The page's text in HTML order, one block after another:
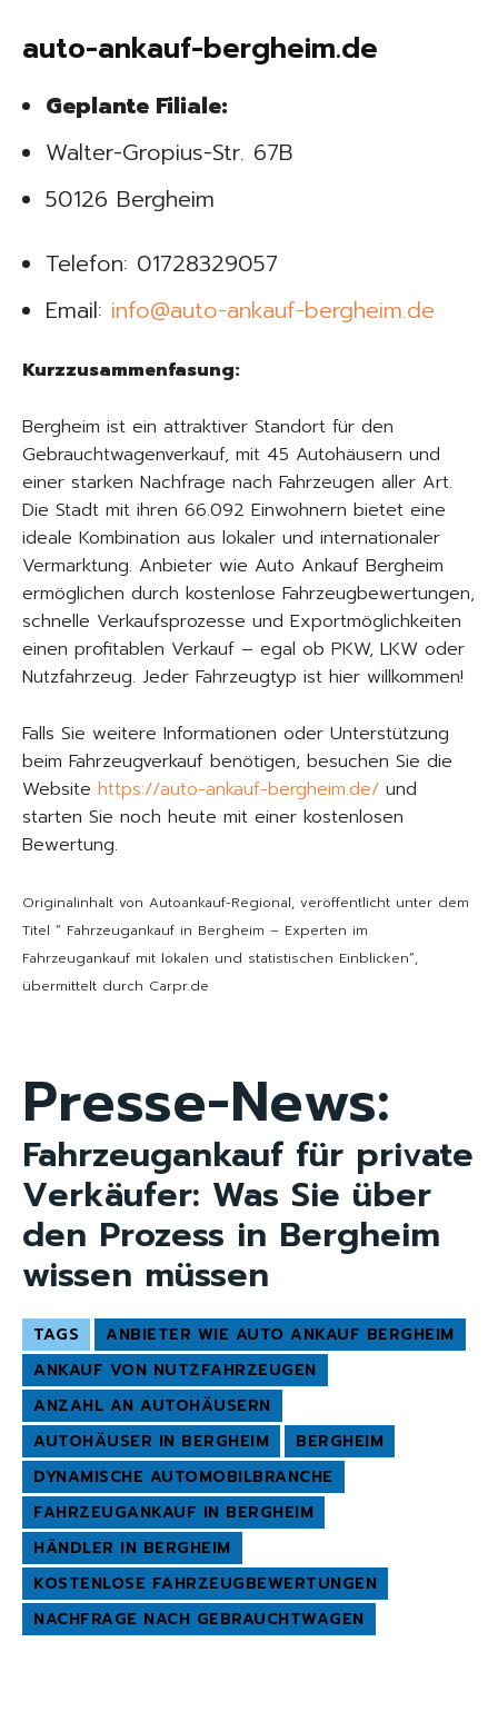
auto-ankauf-bergheim.de
Geplante Filiale:
Walter-Gropius-Str. 67B
50126 Bergheim
Telefon: 01728329057
Email: info@auto-ankauf-bergheim.de
Kurzzusammenfasung:
Bergheim ist ein attraktiver Standort für den
Gebrauchtwagenverkauf, mit 45 Autohäusern und
einer starken Nachfrage nach Fahrzeugen aller Art.
Die Stadt mit ihren 66.092 Einwohnern bietet eine
ideale Kombination aus lokaler und internationaler
Vermarktung. Anbieter wie Auto Ankauf Bergheim
ermöglichen durch kostenlose Fahrzeugbewertungen,
schnelle Verkaufsprozesse und Exportmöglichkeiten
einen profitablen Verkauf – egal ob PKW, LKW oder
Nutzfahrzeug. Jeder Fahrzeugtyp ist hier willkommen!
Falls Sie weitere Informationen oder Unterstützung
beim Fahrzeugverkauf benötigen, besuchen Sie die
Website https://auto-ankauf-bergheim.de/ und
starten Sie noch heute mit einer kostenlosen
Bewertung.
Originalinhalt von Autoankauf-Regional, veröffentlicht unter dem
Titel “ Fahrzeugankauf in Bergheim – Experten im
Fahrzeugankauf mit lokalen und statistischen Einblicken“,
übermittelt durch Carpr.de
Presse-News:
Fahrzeugankauf für private
Verkäufer: Was Sie über
den Prozess in Bergheim
wissen müssen
TAGS
ANBIETER WIE AUTO ANKAUF BERGHEIM
ANKAUF VON NUTZFAHRZEUGEN
ANZAHL AN AUTOHÄUSERN
AUTOHÄUSER IN BERGHEIM
BERGHEIM
DYNAMISCHE AUTOMOBILBRANCHE
FAHRZEUGANKAUF IN BERGHEIM
HÄNDLER IN BERGHEIM
KOSTENLOSE FAHRZEUGBEWERTUNGEN
NACHFRAGE NACH GEBRAUCHTWAGEN